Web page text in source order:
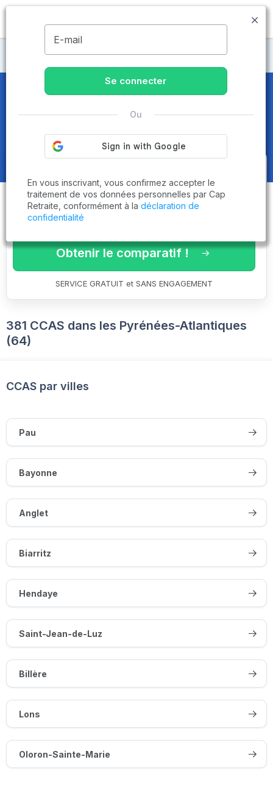
MENU
CCAS
CCASdans les Pyrénées-
Atlantiques (64) - Page 9 sur 9
Obtenez le
comparatif des
établissementsadaptés à vos
critères en 3 minutes !
Obtenir le comparatif !
SERVICE GRATUIT et SANS ENGAGEMENT
381 CCAS dans les Pyrénées-Atlantiques
(64)
CCAS par villes
Pau
Bayonne
Anglet
Biarritz
Hendaye
Saint-Jean-de-Luz
Billère
Lons
Oloron-Sainte-Marie
E-mail
Se connecter
Ou
En vous inscrivant, vous confirmez accepter le
traitement de vos données personnelles par Cap
Retraite, conformément à la déclaration de
confidentialité